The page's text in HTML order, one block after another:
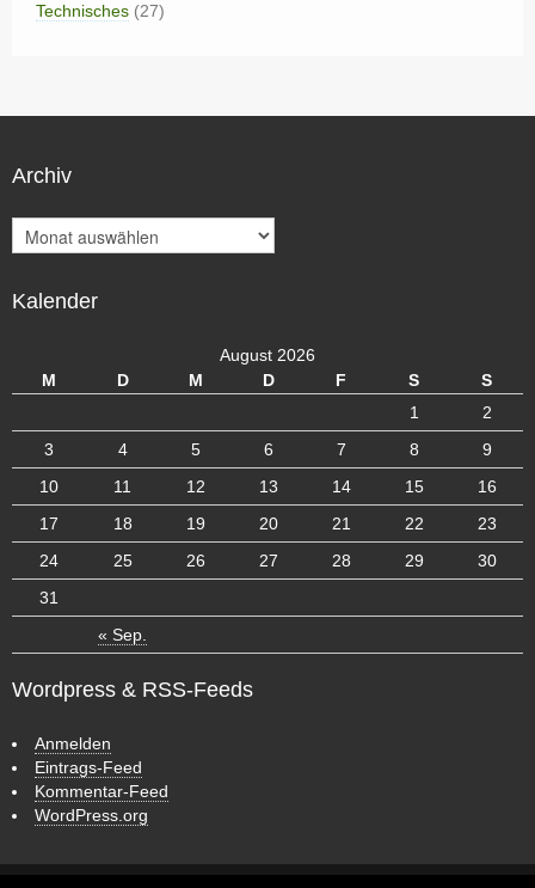
Technisches (27)
Archiv
r
h
Kalender
August 2026
M
D M D F S S
« Sep.
1
2
3
4 5 6 7 8
9
10
11 12 13 14 15
16
17
18 19 20 21 22
23
24
25 26 27 28 29
30
31
Wordpress & RSS-Feeds
Anmelden
Eintrags-Feed
Kommentar-Feed
WordPress.org
ر